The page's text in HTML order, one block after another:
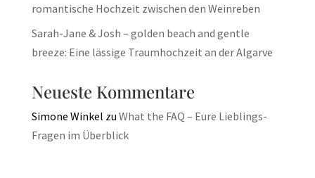
romantische Hochzeit zwischen den Weinreben
Sarah-Jane & Josh – golden beach and gentle
breeze: Eine lässige Traumhochzeit an der Algarve
Neueste Kommentare
Simone Winkel zu What the FAQ – Eure Lieblings-
Fragen im Überblick